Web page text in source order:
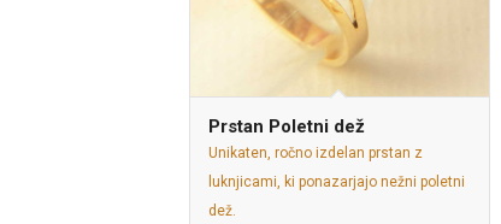
Prstan Poletni dež
Unikaten, ročno izdelan prstan z
luknjicami, ki ponazarjajo nežni poletni
dež.